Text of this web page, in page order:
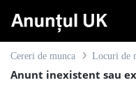
Cereri de munca Locuri de
Anunt inexistent sau